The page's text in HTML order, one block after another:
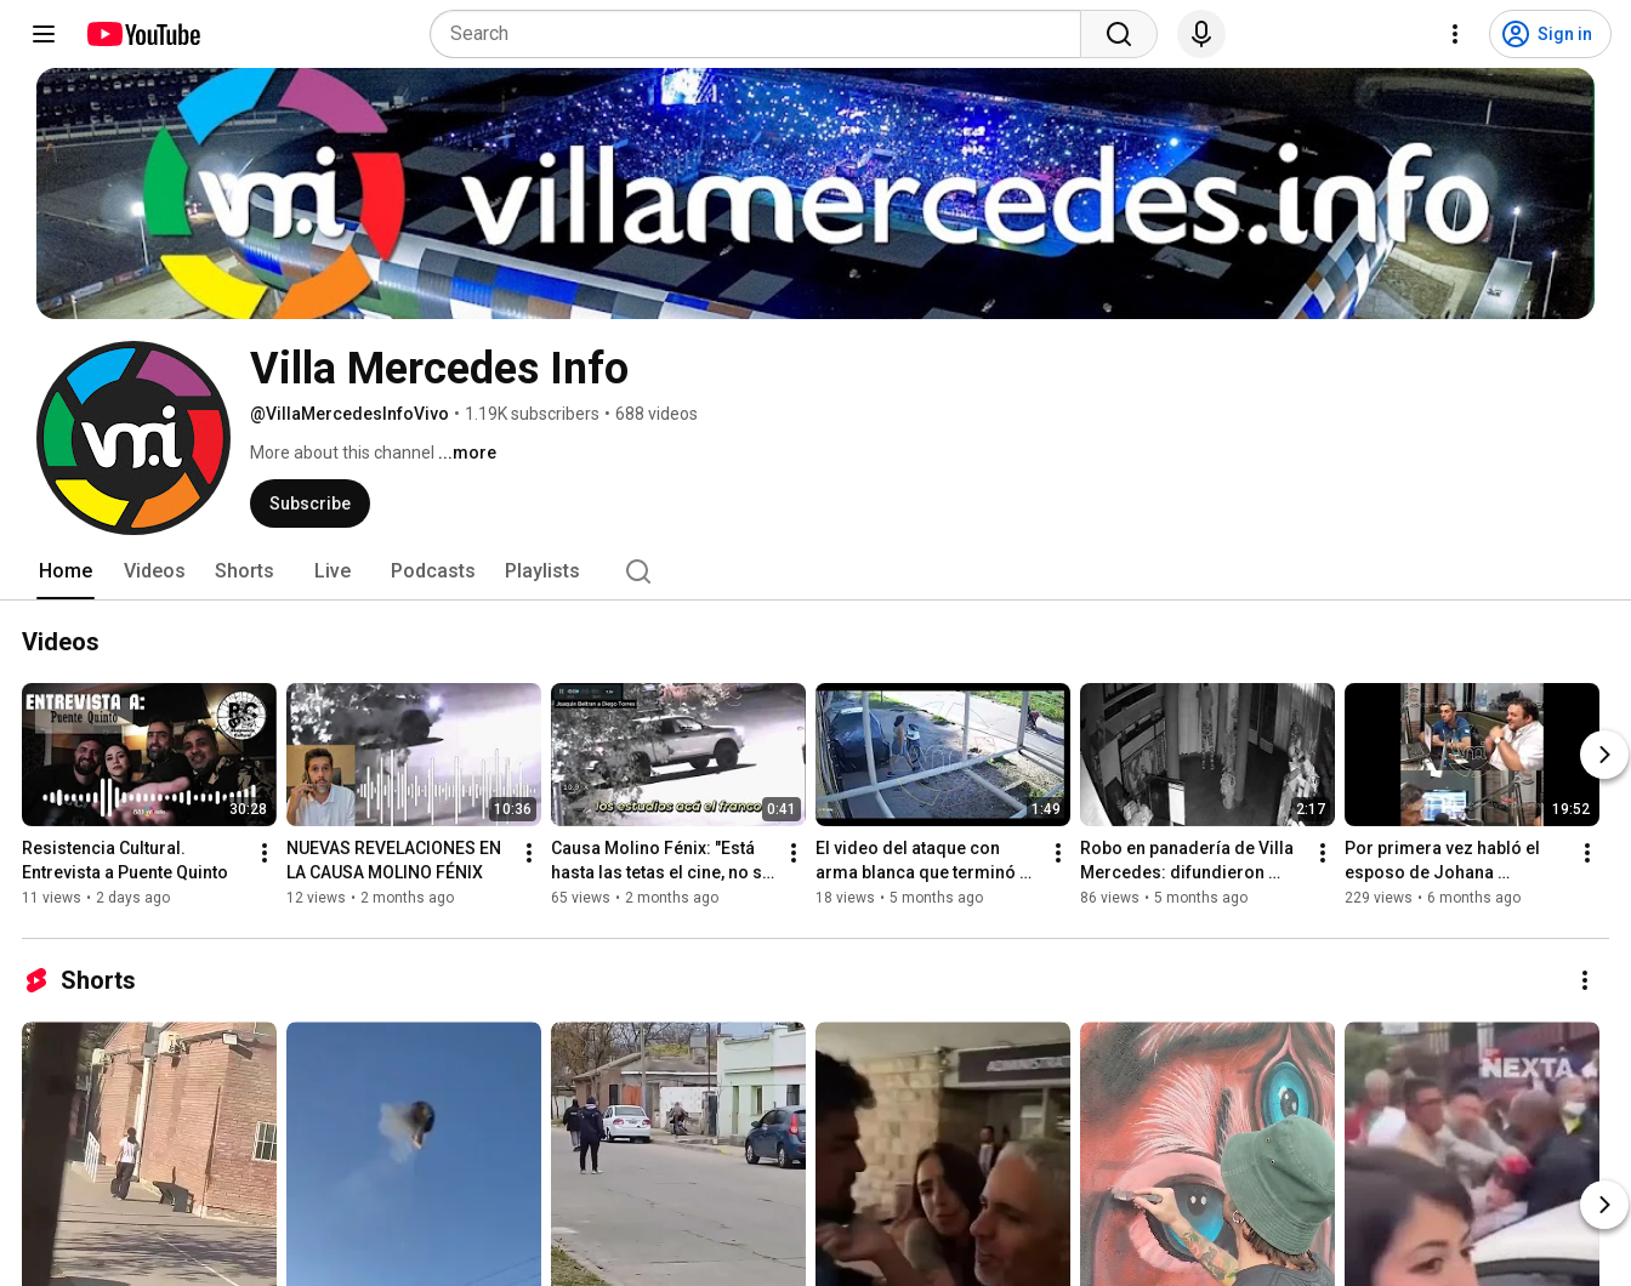
Sign in
Villa Mercedes Info
@VillaMercedesInfoVivo • 1.19K subscribers • 688 videos
More about this channel ...more
Subscribe
Home Videos Shorts Live Podcasts Playlists
Videos
30:28
Resistencia Cultural.
Entrevista a Puente Quinto
11 views • 2 days ago
10:36
NUEVAS REVELACIONES EN
LA CAUSA MOLINO FÉNIX
12 views • 2 months ago
0:41
Causa Molino Fénix: "Está
hasta las tetas el cine, no sé
por dónde mierda vamos a
65 views • 2 months ago
1:49
El video del ataque con
arma blanca que terminó
con un joven gravemente
18 views • 5 months ago
2:17
Robo en panadería de Villa
Mercedes: difundieron
videos de seguridad y
86 views • 5 months ago
19:52
Por primera vez habló el
esposo de Johana
Escudero
229 views • 6 months ago
Shorts